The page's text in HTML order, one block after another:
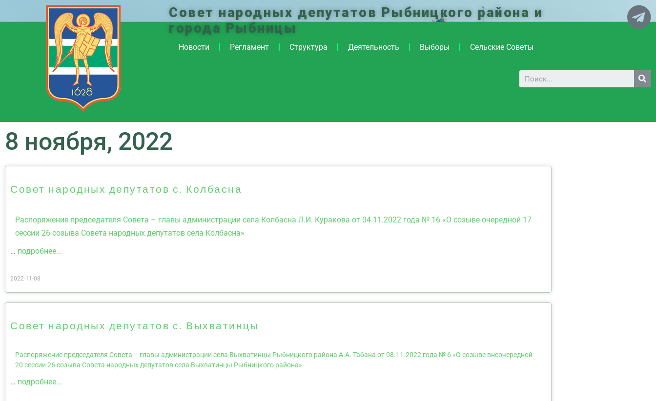
Совет народных депутатов Рыбницкого района и
города Рыбницы
Новости Регламент Структура Деятельность Выборы Сельские Советы
8 ноября, 2022
Совет народных депутатов с. Колбасна
Распоряжение председателя Совета – главы администрации села Колбасна Л.И. Куракова от 04.11.2022 года № 16 «О созыве очередной 17
сессии 26 созыва Совета народных депутатов села Колбасна»
… подробнее...
2022-11-08
Совет народных депутатов с. Выхватинцы
Распоряжение председателя Совета – главы администрации села Выхватинцы Рыбницкого района А.А. Табана от 08.11.2022 года № 6 «О созыве внеочередной
20 сессии 26 созыва Совета народных депутатов села Выхватинцы Рыбницкого района»
… подробнее...